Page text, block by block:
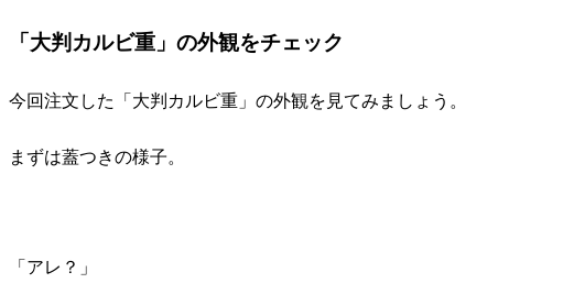
「大判カルビ重」の外観をチェック
今回注文した「大判カルビ重」の外観を見てみましょう。
まずは蓋つきの様子。
「アレ？」